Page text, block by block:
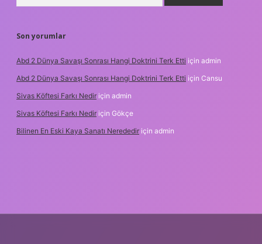
Son yorumlar
Abd 2 Dünya Savaşı Sonrası Hangi Doktrini Terk Etti için admin
Abd 2 Dünya Savaşı Sonrası Hangi Doktrini Terk Etti için Cansu
Sivas Köftesi Farkı Nedir için admin
Sivas Köftesi Farkı Nedir için Gökçe
Bilinen En Eski Kaya Sanatı Nerededir için admin